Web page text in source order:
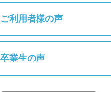
ご利用者様の声
卒業生の声